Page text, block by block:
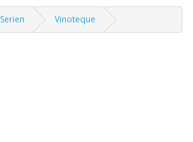
Serien Vinoteque